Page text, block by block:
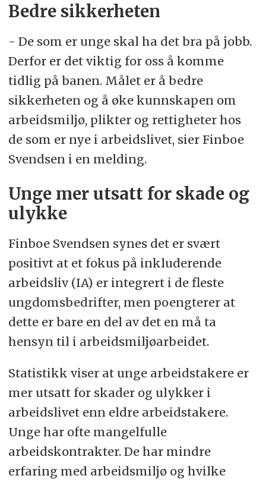
Bedre sikkerheten
- De som er unge skal ha det bra på jobb.
Derfor er det viktig for oss å komme
tidlig på banen. Målet er å bedre
sikkerheten og å øke kunnskapen om
arbeidsmiljø, plikter og rettigheter hos
de som er nye i arbeidslivet, sier Finboe
Svendsen i en melding.
Unge mer utsatt for skade og
ulykke
Finboe Svendsen synes det er svært
positivt at et fokus på inkluderende
arbeidsliv (IA) er integrert i de fleste
ungdomsbedrifter, men poengterer at
dette er bare en del av det en må ta
hensyn til i arbeidsmiljøarbeidet.
Statistikk viser at unge arbeidstakere er
mer utsatt for skader og ulykker i
arbeidslivet enn eldre arbeidstakere.
Unge har ofte mangelfulle
arbeidskontrakter. De har mindre
erfaring med arbeidsmiljø og hvilke